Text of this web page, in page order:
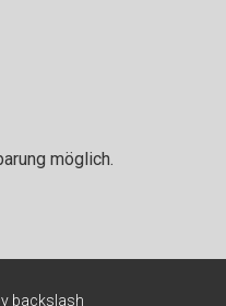
möglich.
backslash